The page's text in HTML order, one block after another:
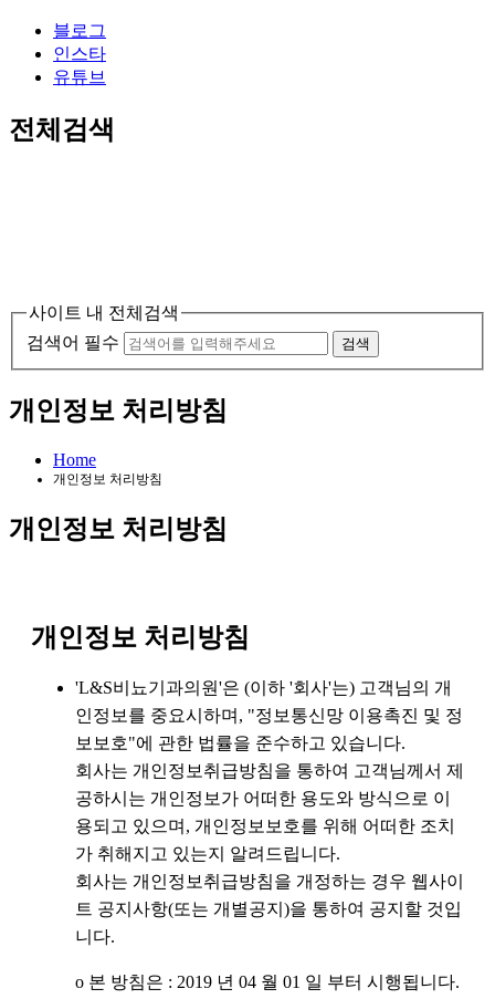
블로그
인스타
유튜브
전체검색
사이트 내 전체검색
검색어 필수
검색
개인정보 처리방침
Home
개인정보 처리방침
개인정보 처리방침
개인정보 처리방침
'L&S비뇨기과의원'은 (이하 '회사'는) 고객님의 개
인정보를 중요시하며, "정보통신망 이용촉진 및 정
보보호"에 관한 법률을 준수하고 있습니다.
회사는 개인정보취급방침을 통하여 고객님께서 제
공하시는 개인정보가 어떠한 용도와 방식으로 이
용되고 있으며, 개인정보보호를 위해 어떠한 조치
가 취해지고 있는지 알려드립니다.
회사는 개인정보취급방침을 개정하는 경우 웹사이
트 공지사항(또는 개별공지)을 통하여 공지할 것입
니다.
ο 본 방침은 : 2019 년 04 월 01 일 부터 시행됩니다.